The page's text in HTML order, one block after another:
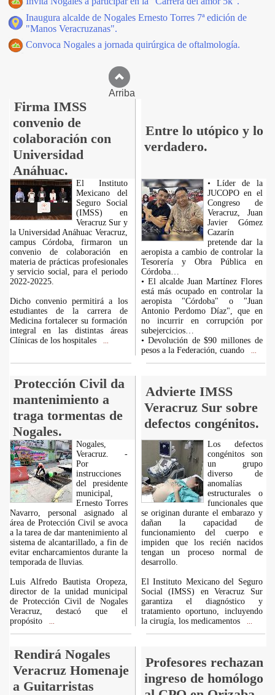
Inaugura alcalde de Nogales Ernesto Torres 7ª edición de
"Manos Veracruzanas".
Convoca Nogales a jornada quirúrgica de oftalmología.
Arriba
Firma IMSS
convenio de
colaboración con
Universidad
Anáhuac.
Entre lo utópico y lo
verdadero.
El Instituto
Mexicano del
Seguro Social
(IMSS) en
Veracruz Sur y
la Universidad Anáhuac Veracruz,
campus Córdoba, firmaron un
convenio de colaboración en
materia de prácticas profesionales
y servicio social, para el periodo
2022-20225.
Dicho convenio permitirá a los
estudiantes de la carrera de
Medicina fortalecer su formación
integral en las distintas áreas
Clínicas de los hospitales
• Líder de la
JUCOPO en el
Congreso de
Veracruz, Juan
Javier Gómez
Cazarín
pretende dar la
aeropista a cambio de controlar la
Tesorería y Obra Pública en
Córdoba…
• El alcalde Juan Martínez Flores
está más ocupado en controlar la
aeropista "Córdoba" o "Juan
Antonio Perdomo Díaz", que en
no incurrir en corrupción por
subejercicios…
• Devolución de $90 millones de
pesos a la Federación, cuando
Protección Civil da
mantenimiento a
traga tormentas de
Nogales.
Advierte IMSS
Veracruz Sur sobre
defectos congénitos.
Nogales,
Veracruz. -
Por
instrucciones
del presidente
municipal,
Ernesto Torres
Navarro, personal asignado al
área de Protección Civil se avoca
a la tarea de dar mantenimiento al
sistema de alcantarillado, a fin de
evitar encharcamientos durante la
temporada de lluvias.
Luis Alfredo Bautista Oropeza,
director de la unidad municipal
de Protección Civil de Nogales
Veracruz, destacó que el
propósito
Los defectos
congénitos son
un grupo
diverso de
anomalías
estructurales o
funcionales que
se originan durante el embarazo y
dañan la capacidad de
funcionamiento del cuerpo e
impiden que los recién nacidos
tengan un proceso normal de
desarrollo.
El Instituto Mexicano del Seguro
Social (IMSS) en Veracruz Sur
garantiza el diagnóstico y
tratamiento oportuno, incluyendo
la cirugía, los medicamentos
Rendirá Nogales
Veracruz Homenaje
a Guitarristas
Profesores rechazan
ingreso de homólogo